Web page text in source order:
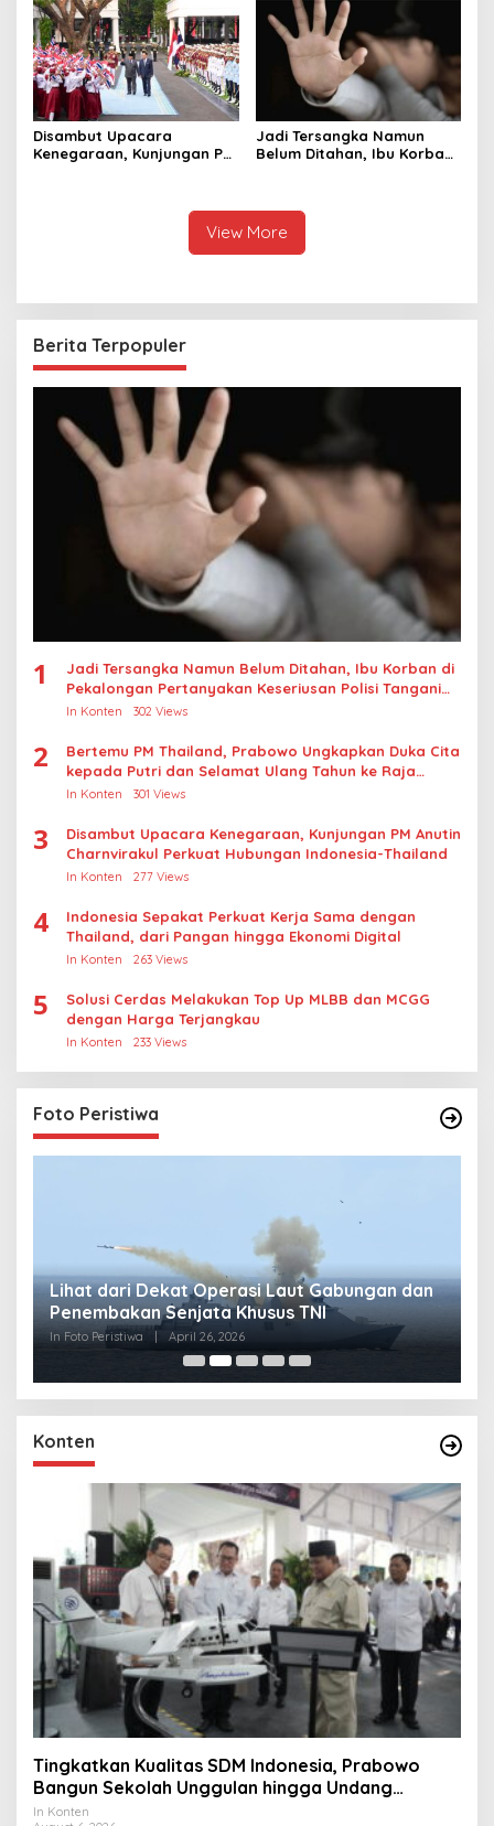
Raja Thailand
Disambut Upacara
Kenegaraan, Kunjungan PM
Jadi Tersangka Namun
Belum Ditahan, Ibu Korban
Kasus Rudapksa Sampai
Anaknya Hamil
View More
Berita Terpopuler
1
Jadi Tersangka Namun Belum Ditahan, Ibu Korban di
Pekalongan Pertanyakan Keseriusan Polisi Tangani
Kasus Rudapksa Sampai Anaknya Hamil
In Konten 302 Views
2
Bertemu PM Thailand, Prabowo Ungkapkan Duka Cita
kepada Putri dan Selamat Ulang Tahun ke Raja
Thailand
In Konten 301 Views
3
Disambut Upacara Kenegaraan, Kunjungan PM Anutin
Charnvirakul Perkuat Hubungan Indonesia-Thailand
In Konten 277 Views
4
Indonesia Sepakat Perkuat Kerja Sama dengan
Thailand, dari Pangan hingga Ekonomi Digital
In Konten 263 Views
5
Solusi Cerdas Melakukan Top Up MLBB dan MCGG
dengan Harga Terjangkau
In Konten 233 Views
Foto Peristiwa
Lihat dari Dekat Operasi Laut Gabungan dan
Penembakan Senjata Khusus TNI
In Foto Peristiwa April 26, 2026
Konten
Tingkatkan Kualitas SDM Indonesia, Prabowo
Bangun Sekolah Unggulan hingga Undang
Universitas Terbaik Dunia
In Konten